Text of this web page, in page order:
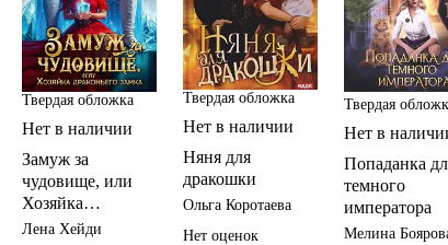
Твердая обложка
Нет в наличии
Замуж за
чудовище, или
Хозяйка
драконьего замка
Лена Хейди
Твердая обложка
Нет в наличии
Няня для
дракошки
Ольга Коротаева
Нет оценок
Твердая
Нет в
Попаданка
темного
императора
Мелина